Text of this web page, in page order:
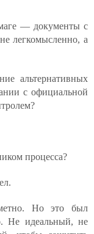
— документы с
легкомысленно, а
альтернативных
с официальной
процесса?
Но это был
Не идеальный, не